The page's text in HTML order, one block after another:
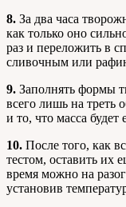
8. За два часа
как только оно
раз и переложить в
сливочным или
9. Заполнять формы
всего лишь на треть
и то, что масса
10. После того, как
тестом, оставить их
время можно на
установив